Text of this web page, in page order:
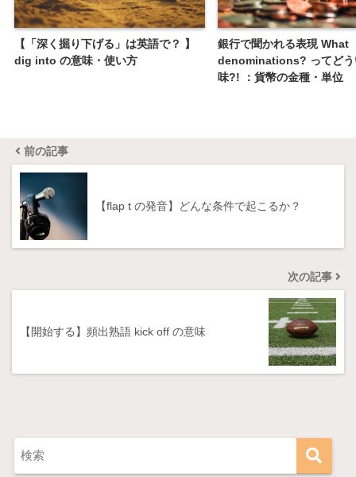
【「深く掘り下げる」は英語で？ 】
dig into の意味・使い方
銀行で聞かれる表現 What
denominations? ってどう
味?! ：貨幣の金種・単位
前の記事
【flap t の発音】どんな条件で起こるか？
次の記事
【開始する】頻出熟語 kick off の意味